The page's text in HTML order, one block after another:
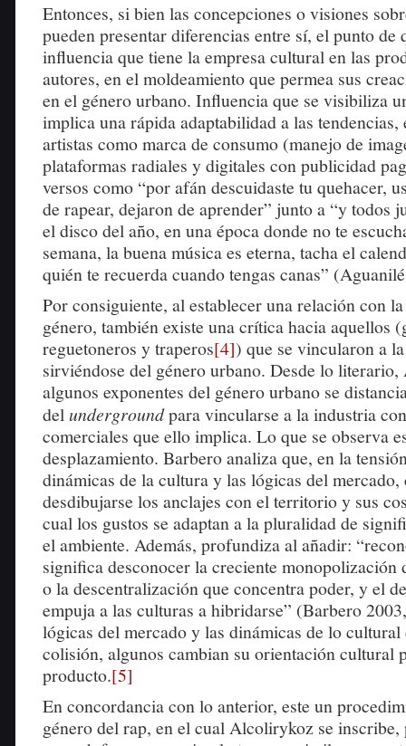
Entonces, si bien las concepciones o visiones
pueden presentar diferencias entre sí, el punto de
influencia que tiene la empresa cultural en las
autores, en el moldeamiento que permea sus
en el género urbano. Influencia que se visibiliza
implica una rápida adaptabilidad a las tendencias,
artistas como marca de consumo (manejo de
plataformas radiales y digitales con publicidad
versos como “por afán descuidaste tu quehacer,
de rapear, dejaron de aprender” junto a “y todos
el disco del año, en una época donde no te
semana, la buena música es eterna, tacha el
quién te recuerda cuando tengas canas”
Por consiguiente, al establecer una relación con
género, también existe una crítica hacia aquellos
reguetoneros y traperos[4]) que se vincularon a
sirviéndose del género urbano. Desde lo
algunos exponentes del género urbano se
delundergroundpara vincularse a la industria
comerciales que ello implica. Lo que se observa
desplazamiento. Barbero analiza que, en la
dinámicas de la cultura y las lógicas del mercado,
desdibujarse los anclajes con el territorio y sus
cual los gustos se adaptan a la pluralidad de
el ambiente. Además, profundiza al añadir:
significa desconocer la creciente monopolización
o la descentralización que concentra poder, y el
empuja a las culturas a hibridarse” (Barbero
lógicas del mercado y las dinámicas de lo
colisión, algunos cambian su orientación cultural
producto.[5]
En concordancia con lo anterior, este un
género del rap, en el cual Alcolirykoz se inscribe,